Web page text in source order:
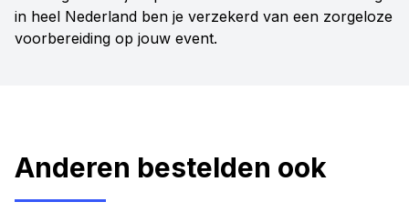
in heel Nederland ben je verzekerd van een zorgeloze
voorbereiding op jouw event.
Anderen bestelden ook